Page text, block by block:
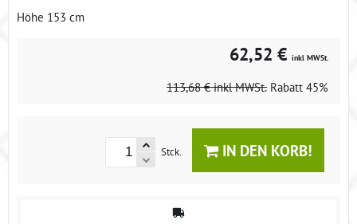
Höhe 153 cm
62,52 € inkl MWSt.
113,68 € inkl MWSt. Rabatt 45%
Stck. IN DEN KORB!